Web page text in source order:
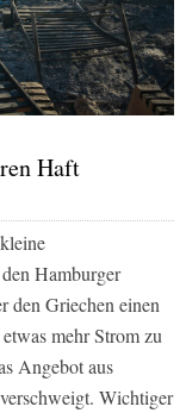
Haft
Hamburger
den Griechen einen
mehr Strom zu
Angebot aus
Wichtiger